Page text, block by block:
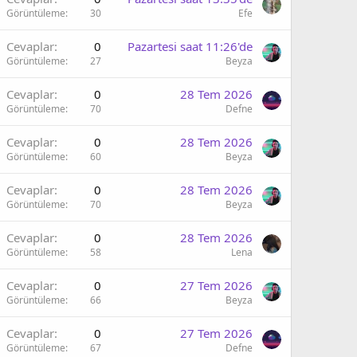
Görüntüleme 30 Efe
Cevaplar 0
Görüntüleme 27
Pazartesi saat 11:26'de
Beyza
Cevaplar 0
Görüntüleme 70
28 Tem 2026
Defne
Cevaplar 0
Görüntüleme 60
28 Tem 2026
Beyza
Cevaplar 0
Görüntüleme 70
28 Tem 2026
Beyza
Cevaplar 0
Görüntüleme 58
28 Tem 2026
Lena
Cevaplar 0
Görüntüleme 66
27 Tem 2026
Beyza
Cevaplar 0
Görüntüleme 67
27 Tem 2026
Defne